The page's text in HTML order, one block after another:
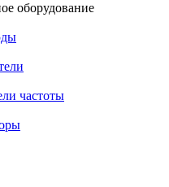
оборудование
частоты